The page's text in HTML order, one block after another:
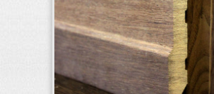
Гибкий плинтус
Массивный плинтус
Шпонированный плинтус
Плинтус ламинированный (пленочный)
Пороги и уголки
Обвязка труб, решетки